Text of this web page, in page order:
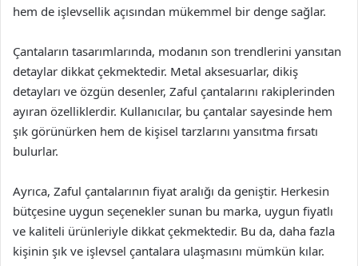
hem de işlevsellik açısından mükemmel bir denge sağlar.
Çantaların tasarımlarında, modanın son trendlerini yansıtan
detaylar dikkat çekmektedir. Metal aksesuarlar, dikiş
detayları ve özgün desenler, Zaful çantalarını rakiplerinden
ayıran özelliklerdir. Kullanıcılar, bu çantalar sayesinde hem
şık görünürken hem de kişisel tarzlarını yansıtma fırsatı
bulurlar.
Ayrıca, Zaful çantalarının fiyat aralığı da geniştir. Herkesin
bütçesine uygun seçenekler sunan bu marka, uygun fiyatlı
ve kaliteli ürünleriyle dikkat çekmektedir. Bu da, daha fazla
kişinin şık ve işlevsel çantalara ulaşmasını mümkün kılar.